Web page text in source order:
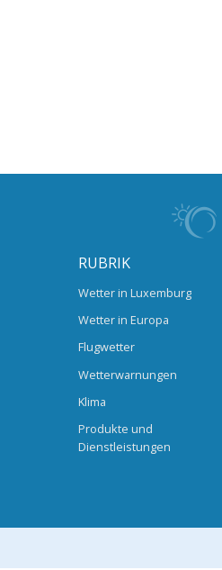
RUBRIK
Wetter in Luxemburg
Wetter in Europa
Flugwetter
Wetterwarnungen
Klima
Produkte und
Dienstleistungen